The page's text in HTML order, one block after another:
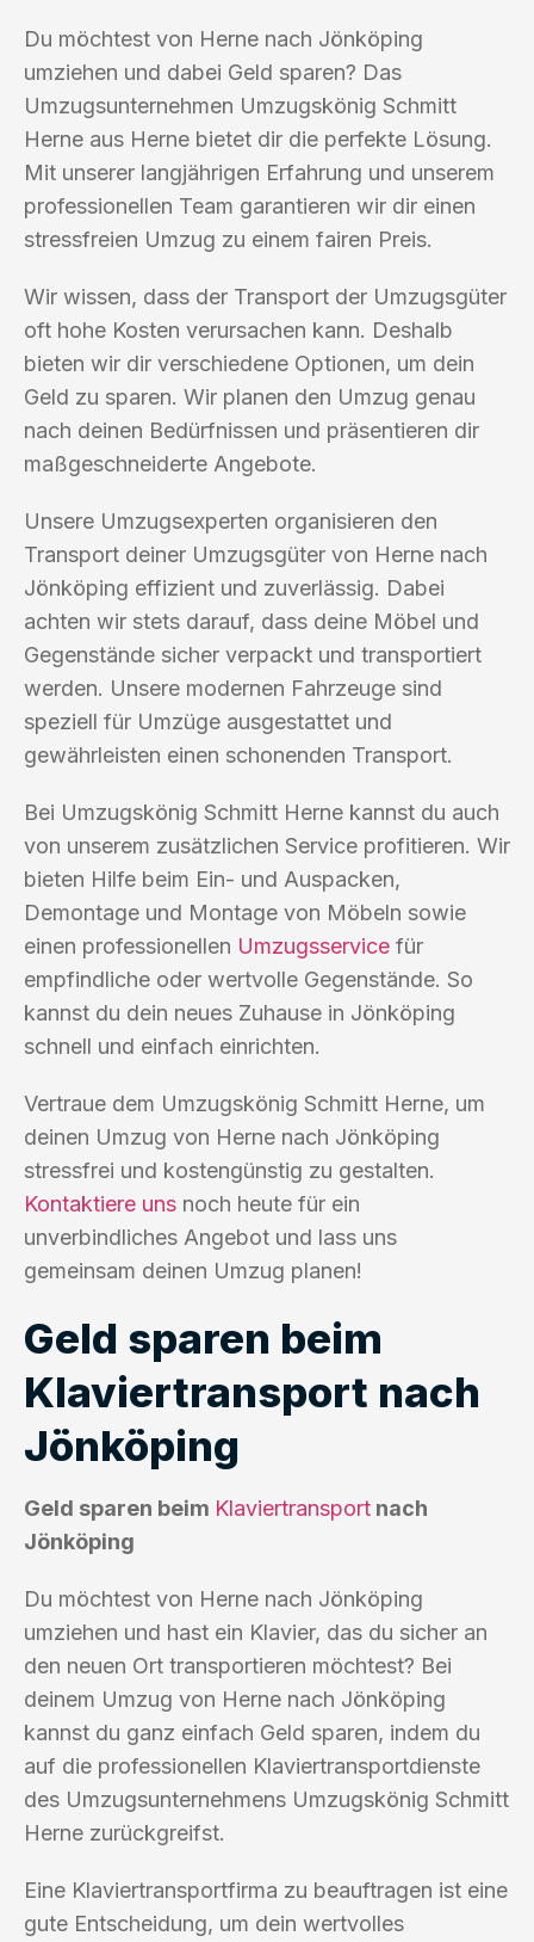
Du möchtest von Herne nach Jönköping
umziehen und dabei Geld sparen? Das
Umzugsunternehmen Umzugskönig Schmitt
Herne aus Herne bietet dir die perfekte Lösung.
Mit unserer langjährigen Erfahrung und unserem
professionellen Team garantieren wir dir einen
stressfreien Umzug zu einem fairen Preis.
Wir wissen, dass der Transport der Umzugsgüter
oft hohe Kosten verursachen kann. Deshalb
bieten wir dir verschiedene Optionen, um dein
Geld zu sparen. Wir planen den Umzug genau
nach deinen Bedürfnissen und präsentieren dir
maßgeschneiderte Angebote.
Unsere Umzugsexperten organisieren den
Transport deiner Umzugsgüter von Herne nach
Jönköping effizient und zuverlässig. Dabei
achten wir stets darauf, dass deine Möbel und
Gegenstände sicher verpackt und transportiert
werden. Unsere modernen Fahrzeuge sind
speziell für Umzüge ausgestattet und
gewährleisten einen schonenden Transport.
Bei Umzugskönig Schmitt Herne kannst du auch
von unserem zusätzlichen Service profitieren. Wir
bieten Hilfe beim Ein- und Auspacken,
Demontage und Montage von Möbeln sowie
einen professionellen Umzugsservice für
empfindliche oder wertvolle Gegenstände. So
kannst du dein neues Zuhause in Jönköping
schnell und einfach einrichten.
Vertraue dem Umzugskönig Schmitt Herne, um
deinen Umzug von Herne nach Jönköping
stressfrei und kostengünstig zu gestalten.
Kontaktiere uns noch heute für ein
unverbindliches Angebot und lass uns
gemeinsam deinen Umzug planen!
Geld sparen beim
Klaviertransport nach
Jönköping
Geld sparen beim Klaviertransport nach
Jönköping
Du möchtest von Herne nach Jönköping
umziehen und hast ein Klavier, das du sicher an
den neuen Ort transportieren möchtest? Bei
deinem Umzug von Herne nach Jönköping
kannst du ganz einfach Geld sparen, indem du
auf die professionellen Klaviertransportdienste
des Umzugsunternehmens Umzugskönig Schmitt
Herne zurückgreifst.
Eine Klaviertransportfirma zu beauftragen ist eine
gute Entscheidung, um dein wertvolles